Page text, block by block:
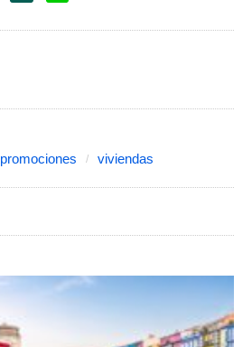
promociones viviendas